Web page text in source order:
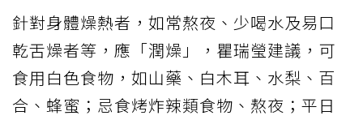
針對身體燥熱者，如常熬夜、少喝水及易口
乾舌燥者等，應「潤燥」，瞿瑞瑩建議，可
食用白色食物，如山藥、白木耳、水梨、百
合、蜂蜜；忌食烤炸辣類食物、熬夜；平日